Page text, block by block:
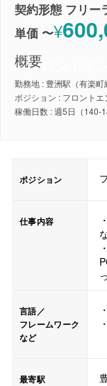
フロントエ
契約形態 フリー
単価 〜¥
概要
勤務地 : 豊洲駅（有楽町
ポジション : フロント
稼働日数 : 週5日（140-
ポジション
仕事内容
言語／
フレームワーク
など
最寄駅